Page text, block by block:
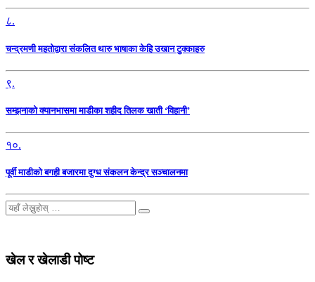
८.
चन्द्रमणी महतोद्वारा संकलित थारु भाषाका केहि उखान टुक्काहरु
९.
सम्झनाको क्यानभासमा माडीका शहीद तिलक खाती ‘विहानी’
१०.
पूर्वी माडीको बगही बजारमा दुग्ध संकलन केन्द्र सञ्चालनमा
खेल र खेलाडी पोष्ट